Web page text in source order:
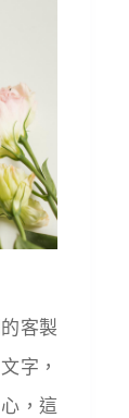
客製
字，
，這